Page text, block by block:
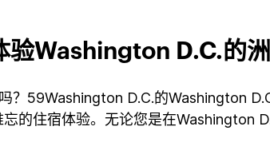
验Washington D.C.的
？59Washington D.C.的Washington
的住宿体验。无论您是在Washington